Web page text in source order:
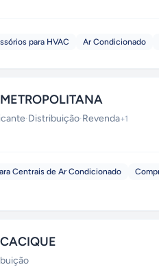
para HVAC Ar Condicionado
·Distribuição·Revenda+1
Centrais de Ar Condicionado